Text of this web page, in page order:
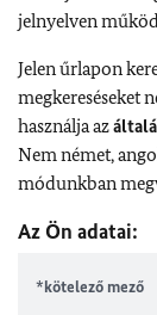
jelnyelven
Jelen űrlapon
megkereséseket
használja az
Nem német,
módunkban
Az Ön adatai:
*kötelező mező